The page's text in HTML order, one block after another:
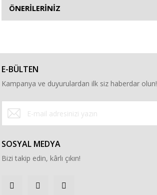
ÖNERİLERİNİZ
E-BÜLTEN
Kampanya ve duyurulardan ilk siz haberdar olun!
SOSYAL MEDYA
Bizi takip edin, kârlı çıkın!